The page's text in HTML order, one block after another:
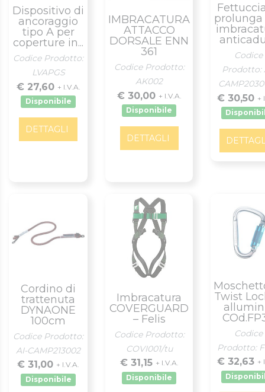
Dispositivo di
ancoraggio
tipo A per
coperture in...
Codice Prodotto:
LVAPGS
€ 27,60 + I.V.A.
Disponibile
DETTAGLI
IMBRACATURA
ATTACCO
DORSALE ENN
361
Codice Prodotto:
AK002
€ 30,00 + I.V.A.
Disponibile
DETTAGLI
prolunga
Codice
Prodotto:
€ 30,50 +
Cordino di
trattenuta
DYNAONE
100cm
Codice Prodotto:
AI-CAMP213002
€ 31,00 + I.V.A.
Disponibile
Imbracatura
COVERGUARD
– Felis
Codice Prodotto:
COVI001/tu
€ 31,15 + I.V.A.
Disponibile
Twist
Codice
Prodotto:
€ 32,63 +